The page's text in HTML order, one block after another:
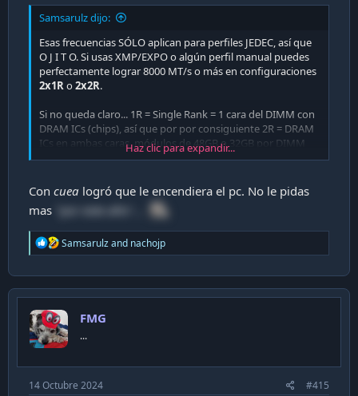
Samsarulz dijo:
Esas frecuencias SÓLO aplican para perfiles JEDEC, así que
O J I T O. Si usas XMP/EXPO o algún perfil manual puedes
perfectamente lograr 8000 MT/s o más en configuraciones
2x1R o2x2R.
Si no queda claro... 1R = Single Rank = 1 cara del DIMM con
DRAM ICs (chips), así que por por consiguiente 2R = DRAM
ICs en ambas caras, módulos de 48GB o 32GB por DIMM
(ejemplo)
Si pones RAM 2x16GB (
) de 6400 MT/s o unas 2x32GB
(2x2R) de 6000 MT/s y no activas XMP/EXPO, estas
correrán a 5200 MT/s que es lo que te dice ahí. Saludos
PD: Se supone que dentro de lo que queda de 2025 salen
los Ryzen 9000 con 3D V-Cache, sino sería que te
que sea última arquitectura de ese socket).
Haz clic para expandir...
Con cuea logró que le encendiera el pc. No le pidas
mas
R
e
c
t
o
n
s
Samsarulzand nachojp
FMG
...
14 Octubre 2024 #415